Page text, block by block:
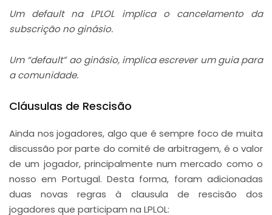
Um default na LPLOL implica o cancelamento da
subscrição no ginásio.
Um “default” ao ginásio, implica escrever um guia para
a comunidade.
Cláusulas de Rescisão
Ainda nos jogadores, algo que é sempre foco de muita
discussão por parte do comité de arbitragem, é o valor
de um jogador, principalmente num mercado como o
nosso em Portugal. Desta forma, foram adicionadas
duas novas regras à clausula de rescisão dos
jogadores que participam na LPLOL: